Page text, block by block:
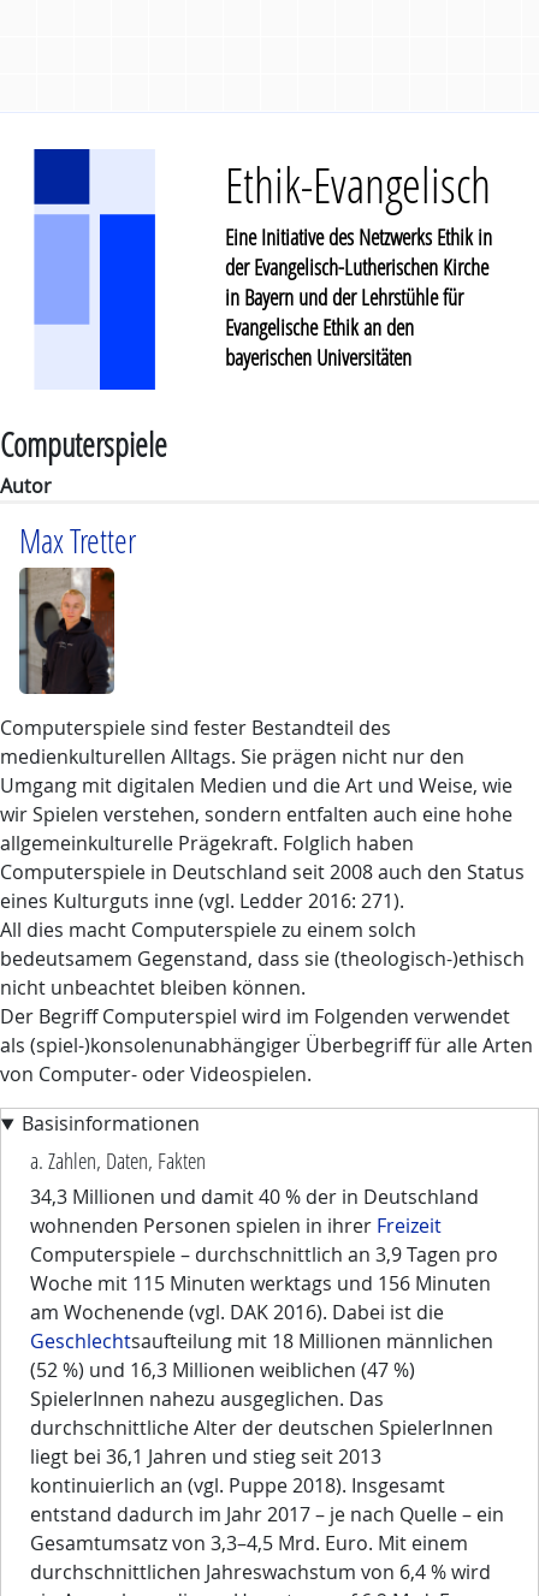
Ethik-Evangelisch
Eine Initiative des Netzwerks Ethik in
der Evangelisch-Lutherischen Kirche
in Bayern und der Lehrstühle für
Evangelische Ethik an den
bayerischen Universitäten
Computerspiele
Autor
Max Tretter
Computerspiele sind fester Bestandteil des
medienkulturellen Alltags. Sie prägen nicht nur den
Umgang mit digitalen Medien und die Art und Weise, wie
wir Spielen verstehen, sondern entfalten auch eine hohe
allgemeinkulturelle Prägekraft. Folglich haben
Computerspiele in Deutschland seit 2008 auch den Status
eines Kulturguts inne (vgl. Ledder 2016: 271).
All dies macht Computerspiele zu einem solch
bedeutsamem Gegenstand, dass sie (theologisch-)ethisch
nicht unbeachtet bleiben können.
Der Begriff Computerspiel wird im Folgenden verwendet
als (spiel-)konsolenunabhängiger Überbegriff für alle Arten
von Computer- oder Videospielen.
Basisinformationen
a. Zahlen, Daten, Fakten
34,3 Millionen und damit 40 % der in Deutschland
wohnenden Personen spielen in ihrer Freizeit
Computerspiele – durchschnittlich an 3,9 Tagen pro
Woche mit 115 Minuten werktags und 156 Minuten
am Wochenende (vgl. DAK 2016). Dabei ist die
Geschlechtsaufteilung mit 18 Millionen männlichen
(52 %) und 16,3 Millionen weiblichen (47 %)
SpielerInnen nahezu ausgeglichen. Das
durchschnittliche Alter der deutschen SpielerInnen
liegt bei 36,1 Jahren und stieg seit 2013
kontinuierlich an (vgl. Puppe 2018). Insgesamt
entstand dadurch im Jahr 2017 – je nach Quelle – ein
Gesamtumsatz von 3,3–4,5 Mrd. Euro. Mit einem
durchschnittlichen Jahreswachstum von 6,4 % wird